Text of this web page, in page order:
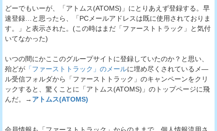
どーでもいーが、「アトムス(ATOMS)」にとりあえず登録する。早
速登録…と思ったら、「PCメールアドレスは既に使用されておりま
す。」と表示された。(この時はまだ「ファーストトラック」と気付
いてなかった)
いつの間にかここのグループサイトに登録していたのか？と思い、
殆どが 「ファーストトラック」のメールに埋め尽くされているメ―
ル受信フォルダから「ファーストトラック」のキャンペーンをクリ
ックすると、驚くことに「アトムス(ATOMS)」のトップページに飛
んだ。→ アトムス(ATOMS)